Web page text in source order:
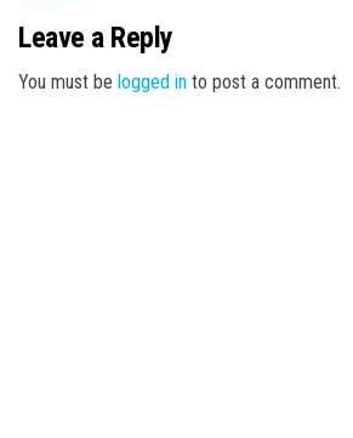
Leave a Reply
You must be logged in to post a comment.